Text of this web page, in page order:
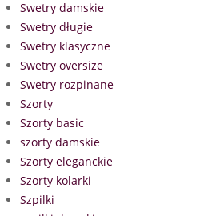
Swetry damskie
Swetry długie
Swetry klasyczne
Swetry oversize
Swetry rozpinane
Szorty
Szorty basic
szorty damskie
Szorty eleganckie
Szorty kolarki
Szpilki